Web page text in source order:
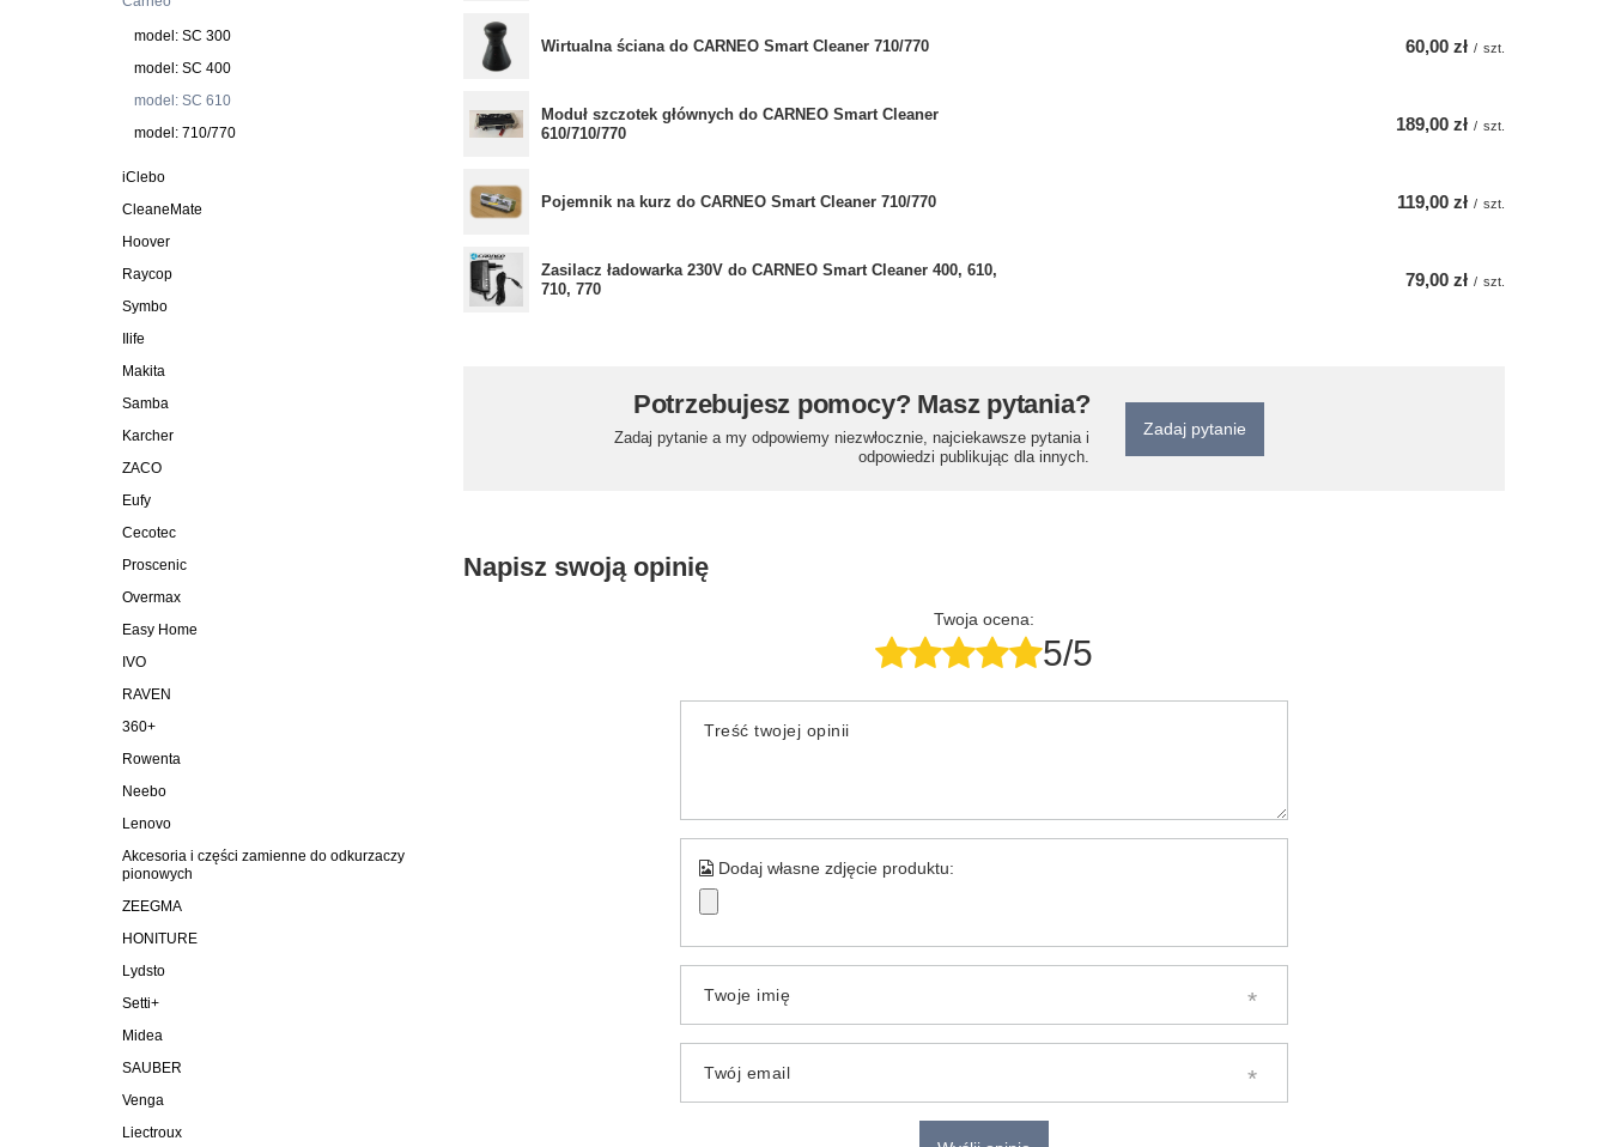
model: SC 300
model: SC 400
model: SC 610
model: 710/770
iClebo
CleaneMate
Hoover
Raycop
Symbo
Ilife
Makita
Samba
Karcher
ZACO
Eufy
Cecotec
Proscenic
Overmax
Easy Home
IVO
RAVEN
360+
Rowenta
Neebo
Lenovo
Akcesoria i części zamienne do odkurzaczy
pionowych
ZEEGMA
HONITURE
Lydsto
Setti+
Midea
SAUBER
Venga
Liectroux
Wirtualna ściana do CARNEO Smart Cleaner 710/770 60,00 zł / szt.
Moduł szczotek głównych do CARNEO Smart Cleaner
610/710/770
189,00 zł / szt.
Pojemnik na kurz do CARNEO Smart Cleaner 710/770 119,00 zł / szt.
Zasilacz ładowarka 230V do CARNEO Smart Cleaner 400, 610,
710, 770
79,00 zł / szt.
Potrzebujesz pomocy? Masz pytania?
Zadaj pytanie a my odpowiemy niezwłocznie, najciekawsze pytania i
odpowiedzi publikując dla innych.
Zadaj pytanie
Napisz swoją opinię
Twoja ocena:
5/5
Treść twojej opinii
Dodaj własne zdjęcie produktu:
Twoje imię
Twój email